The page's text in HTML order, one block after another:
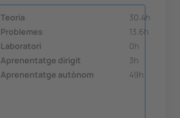
Teoria
30.4h
Problemes
13.6h
Laboratori
0h
Aprenentatge dirigit
3h
Aprenentatge autònom
49h